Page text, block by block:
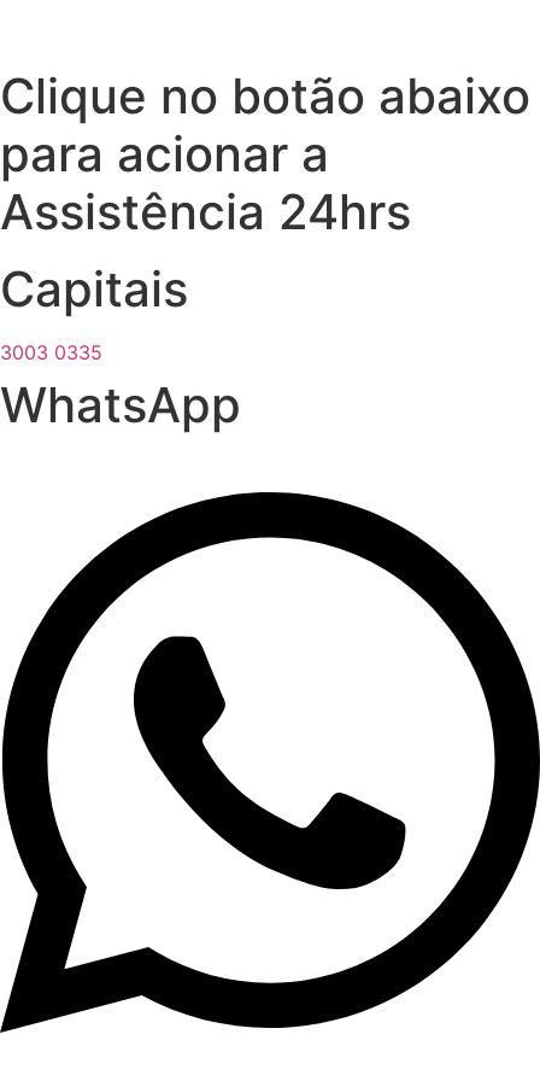
Clique no botão abaixo
para acionar a
Assistência 24hrs
Capitais
3003 0335
WhatsApp